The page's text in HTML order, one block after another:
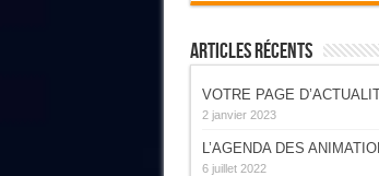
Articles Récents
VOTRE PAGE
2 janvier 2023
L’AGENDA DES
6 juillet 2022